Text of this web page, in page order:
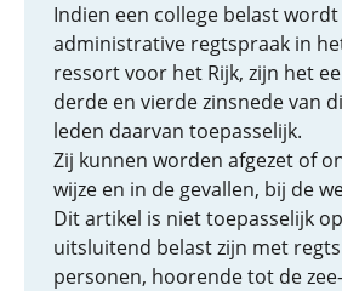
Indien een college belast
administrative regtspraak in
ressort voor het Rijk, zijn het
derde en vierde zinsnede van
leden daarvan toepasselijk.
Zij kunnen worden afgezet of
wijze en in de gevallen, bij de
Dit artikel is niet toepasselijk
uitsluitend belast zijn met
personen, hoorende tot de